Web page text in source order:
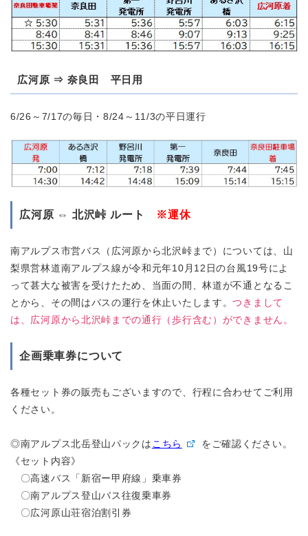
広河原 ⇒ 奈良田 平日用
6/26～7/17の毎日・8/24～11/3の平日運行
広河原 ⇔ 北沢峠 ルート ※運休
南アルプス市営バス（広河原から北沢峠まで）については、山
梨県営林道南アルプス線が令和元年10月12日の台風19号によ
って甚大な被害を受けたため、当面の間、林道が不通となるこ
とから、その間はバスの運行を休止いたします。つきまして
は、広河原から北沢峠までの通行（歩行含む）ができません。
企画乗車券について
各種セット券の販売もございますので、行程に合わせてご利用
ください。
◎南アルプス北岳登山パックはこちら
をご確認ください。
《セット内容》
〇高速バス「新宿ー甲府線」乗車券
〇南アルプス登山バス往復乗車券
〇広河原山荘宿泊割引券